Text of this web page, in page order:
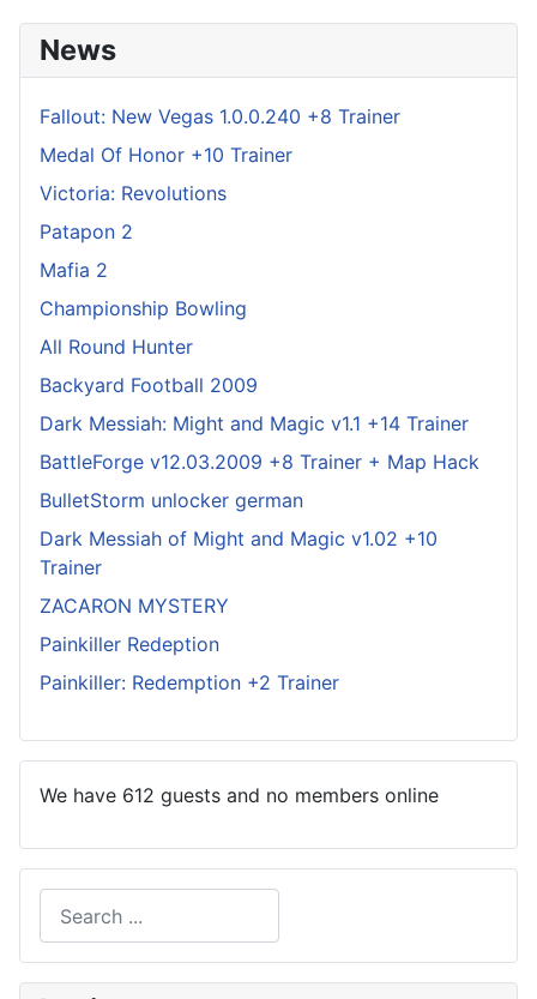
News
Fallout: New Vegas 1.0.0.240 +8 Trainer
Medal Of Honor +10 Trainer
Victoria: Revolutions
Patapon 2
Mafia 2
Championship Bowling
All Round Hunter
Backyard Football 2009
Dark Messiah: Might and Magic v1.1 +14 Trainer
BattleForge v12.03.2009 +8 Trainer + Map Hack
BulletStorm unlocker german
Dark Messiah of Might and Magic v1.02 +10
Trainer
ZACARON MYSTERY
Painkiller Redeption
Painkiller: Redemption +2 Trainer
We have 612 guests and no members online
Type 2 or more characters for results.